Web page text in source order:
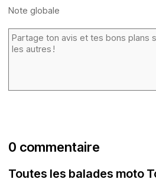
Note globale
0 commentaire
Toutes les balades moto